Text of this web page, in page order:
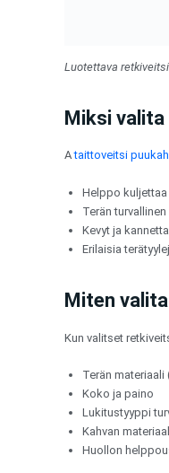
Luotettava
Miksi
Ataittoveitsi
Helppo
Terän
Kevyt ja
Erilaisia
Miten
Kun valitset
Terän
Koko ja paino
Lukitustyyppi
Kahvan
Huollon